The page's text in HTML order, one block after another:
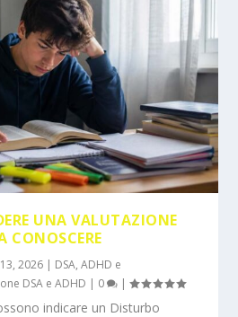
UNA VALUTAZIONE
CONOSCERE
2026 | DSA, ADHD e
DSA e ADHD | 0 |
indicare un Disturbo